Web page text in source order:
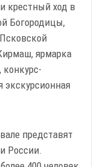
крестный ход в
Богородицы,
ярмарка
конкурс-
представят
России.